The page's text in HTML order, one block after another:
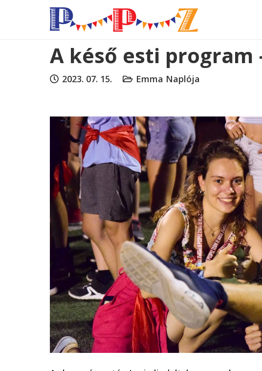
A késő esti program
2023. 07. 15. Emma Naplója